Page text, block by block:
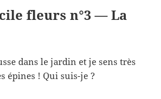
fleurs n°3 — La
dans le jardin et je sens très
épines ! Qui suis-je ?